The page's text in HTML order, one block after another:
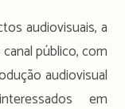
audiovisuais, a
público, com
audiovisual
em